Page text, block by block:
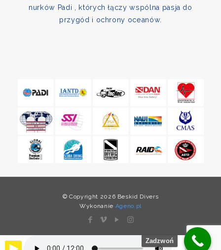
nurków Padi , których łączy wspólna pasja do
przygód i ochrony oceanów.
© Copyright 2026 Beskid Divers
Wykonanie Ageno.pl
Zadzwoń